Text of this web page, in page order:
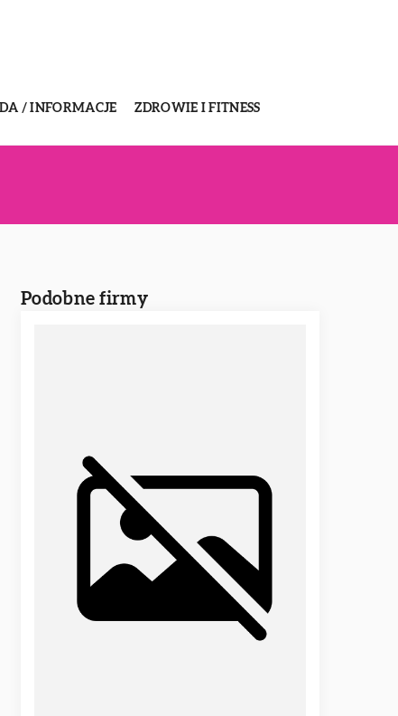
/ INFORMACJE ZDROWIE I FITNESS
Podobne firmy